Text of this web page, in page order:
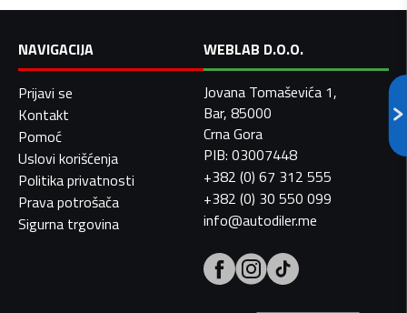
NAVIGACIJA
Prijavi se
Kontakt
Pomoć
Uslovi korišćenja
Politika privatnosti
Prava potrošača
Sigurna trgovina
WEBLAB D.O.O.
Jovana Tomaševića 1,
Bar, 85000
Crna Gora
PIB: 03007448
+382 (0) 67 312 555
+382 (0) 30 550 099
info@autodiler.me